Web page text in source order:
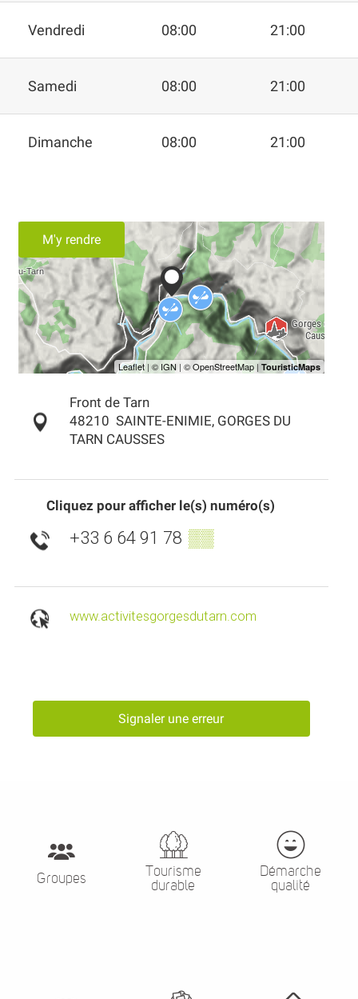
Vendredi 08:00 21:00
Samedi 08:00 21:00
Dimanche 08:00 21:00
M'y rendre
Front de Tarn
48210 SAINTE-ENIMIE, GORGES DU
TARN CAUSSES
Cliquez pour afficher le(s) numéro(s)
+33 6 64 91 78 ▒▒
www.activitesgorgesdutarn.com
Signaler une erreur
Groupes
Tourisme
durable
Démarche
qualité